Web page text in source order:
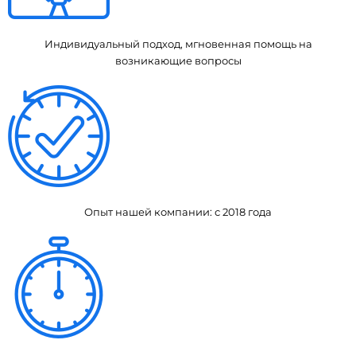
Индивидуальный подход, мгновенная помощь на
возникающие вопросы
Опыт нашей компании: с 2018 года